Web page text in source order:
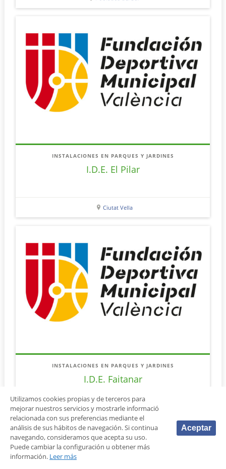
INSTALACIONES EN PARQUES Y JARDINES
I.D.E. El Pilar
Ciutat Vella
INSTALACIONES EN PARQUES Y JARDINES
I.D.E. Faitanar
Poblados del Sur
Utilizamos cookies propias y de terceros para
mejorar nuestros servicios y mostrarle informació
relacionada con sus preferencias mediante el
análisis de sus hábitos de navegación. Si continua
navegando, consideramos que acepta su uso.
Puede cambiar la configuración u obtener más
información. Leer más
Aceptar